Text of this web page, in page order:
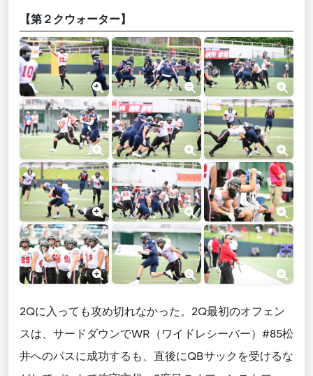
【第２クウォーター】
2Qに入っても攻め切れなかった。2Q最初のオフェン
スは、サードダウンでWR（ワイドレシーバー）#85松
井へのパスに成功するも、直後にQBサックを受けるな